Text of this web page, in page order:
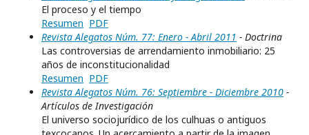
El proceso y el tiempo
Resumen PDF
Revista Alegatos Núm. 77: Enero - Abril 2011 - Doctrina
Las controversias de arrendamiento inmobiliario: 25
años de inconstitucionalidad
Resumen PDF
Revista Alegatos Núm. 76: Septiembre - Diciembre 2010 -
Artículos de Investigación
El universo sociojurídico de los culhuas o antiguos